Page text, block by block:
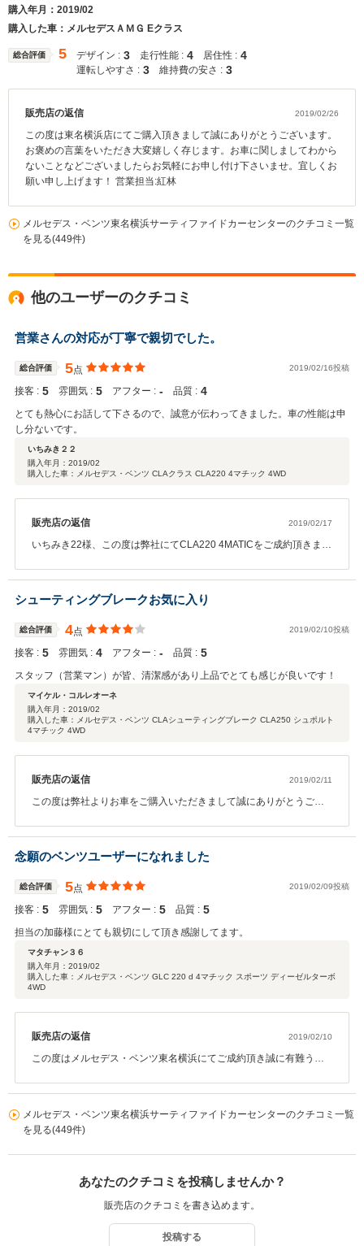
購入年月： 2019/02
購入した車：メルセデスＡＭＧ Eクラス
総合評価 5 デザイン : 3 走行性能 : 4 居住性 : 4
運転しやすさ : 3 維持費の安さ : 3
販売店の返信 2019/02/26
この度は東名横浜店にてご購入頂きまして誠にありがとうございます。
お褒めの言葉をいただき大変嬉しく存じます。お車に関しましてわから
ないことなどございましたらお気軽にお申し付け下さいませ。宜しくお
願い申し上げます！ 営業担当:紅林
メルセデス・ベンツ東名横浜サーティファイドカーセンターのクチコミ一覧
を見る(449件)
他のユーザーのクチコミ
営業さんの対応が丁寧で親切でした。
総合評価 5点 2019/02/16投稿
接客 : 5 雰囲気 : 5 アフター : ‐ 品質 : 4
とても熱心にお話して下さるので、誠意が伝わってきました。車の性能は申
し分ないです。
いちみき２２
購入年月： 2019/02
購入した車：メルセデス・ベンツ CLAクラス CLA220 4マチック 4WD
販売店の返信 2019/02/17
いちみき22様、この度は弊社にてCLA220 4MATICをご成約頂きまし
トラブルやわからない事などがございましたらいつでもご連絡下さ
いませ。点検・車検なども含め、精一杯フォローさせて頂きますの
で、今後とも永いお付き合いをよろしくお願い申し上げます。メル
セデス・ベンツ東名横浜 営業担当：李
シューティングブレークお気に入り
総合評価 4点 2019/02/10投稿
接客 : 5 雰囲気 : 4 アフター : ‐ 品質 : 5
スタッフ（営業マン）が皆、清潔感があり上品でとても感じが良いです！
マイケル・コルレオーネ
購入年月： 2019/02
購入した車：メルセデス・ベンツ CLAシューティングブレーク CLA250 シュポルト
4マチック 4WD
販売店の返信 2019/02/11
この度は弊社よりお車をご購入いただきまして誠にありがとうござ
お付き合いを続けていただけますようアフターフォローも含め精一
杯やらせていただきますので、何卒よろしくお願いいたします！
営業担当：濱田 彦丸
念願のベンツユーザーになれました
総合評価 5点 2019/02/09投稿
接客 : 5 雰囲気 : 5 アフター : 5 品質 : 5
担当の加藤様にとても親切にして頂き感謝してます。
マタチャン３６
購入年月： 2019/02
購入した車：メルセデス・ベンツ GLC 220 d 4マチック スポーツ ディーゼルターボ
4WD
販売店の返信 2019/02/10
この度はメルセデス・ベンツ東名横浜にてご成約頂き誠に有難うご
います。 また、周りでお車を探している方がいらっしゃいましたら
お声掛け頂ければ幸いです。 今後とも、どうぞ宜しくお願い申し上
メルセデス・ベンツ東名横浜サーティファイドカーセンターのクチコミ一覧
を見る(449件)
あなたのクチコミを投稿しませんか？
販売店のクチコミを書き込めます。
投稿する